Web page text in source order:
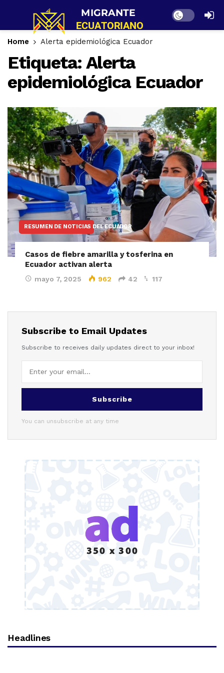
Dark mode
Home Alerta epidemiológica Ecuador
Etiqueta: Alerta
epidemiológica Ecuador
RESUMEN DE NOTICIAS DEL ECUADOR
Casos de fiebre amarilla y tosferina en
Ecuador activan alerta
mayo 7, 2025 962 42 117
Subscribe to Email Updates
Subscribe to receives daily updates direct to your inbox!
Subscribe
You can unsubscribe at any time
Headlines